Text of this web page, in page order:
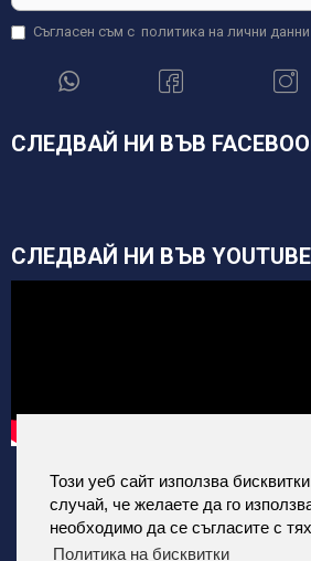
Този уеб сайт използва
случай, че желаете да го
необходимо да се съгласите с тях
Политика на бисквитки
Съгласен съм с политика на лични данни
СЛЕДВАЙ НИ ВЪВ
СЛЕДВАЙ НИ ВЪВ YOUTUBE